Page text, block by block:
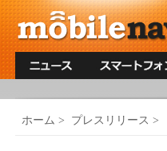
ホーム > プレスリリース >